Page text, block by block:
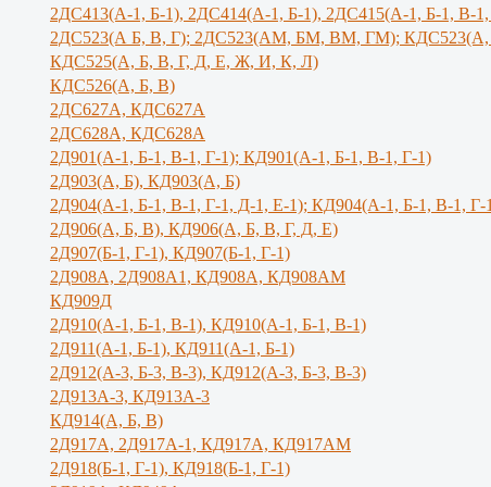
2ДС413(А-1, Б-1), 2ДС414(А-1, Б-1), 2ДС415(А-1, Б-1,
2ДС523(А Б, В, Г); 2ДС523(АМ, БМ, ВМ, ГМ);
КДС525(А, Б, В, Г, Д, Е, Ж, И, К, Л)
КДС526(А, Б, В)
2ДС627А, КДС627А
2ДС628А, КДС628А
2Д901(А-1, Б-1, В-1, Г-1); КД901(А-1, Б-1, В-1, Г-1)
2Д903(А, Б), КД903(А, Б)
2Д904(А-1, Б-1, В-1, Г-1, Д-1, Е-1); КД904(А-1, Б-1, В-1, Г-
2Д906(А, Б, В), КД906(А, Б, В, Г, Д, Е)
2Д907(Б-1, Г-1), КД907(Б-1, Г-1)
2Д908А, 2Д908А1, КД908А, КД908АМ
КД909Д
2Д910(А-1, Б-1, В-1), КД910(А-1, Б-1, В-1)
2Д911(А-1, Б-1), КД911(А-1, Б-1)
2Д912(А-3, Б-3, В-3), КД912(А-3, Б-3, В-3)
2Д913А-3, КД913А-3
КД914(А, Б, В)
2Д917А, 2Д917A-1, КД917А, КД917АМ
2Д918(Б-1, Г-1), КД918(Б-1, Г-1)